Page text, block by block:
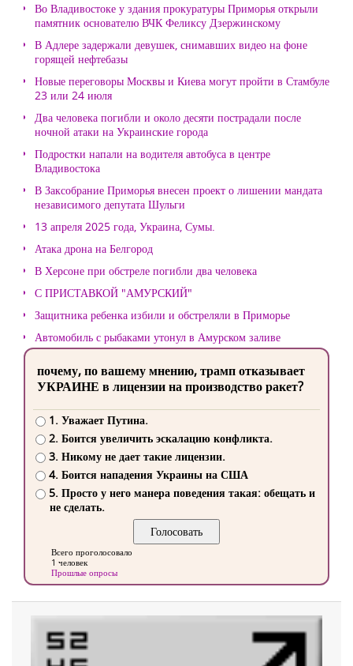
Во Владивостоке у здания прокуратуры Приморья открыли
памятник основателю ВЧК Феликсу Дзержинскому
В Адлере задержали девушек, снимавших видео на фоне
горящей нефтебазы
Новые переговоры Москвы и Киева могут пройти в Стамбуле
23 или 24 июля
Два человека погибли и около десяти пострадали после
ночной атаки на Украинские города
Подростки напали на водителя автобуса в центре
Владивостока
В Заксобрание Приморья внесен проект о лишении мандата
независимого депутата Шульги
13 апреля 2025 года, Украина, Сумы.
Атака дрона на Белгород
В Херсоне при обстреле погибли два человека
С ПРИСТАВКОЙ "АМУРСКИЙ"
Защитника ребенка избили и обстреляли в Приморье
Автомобиль с рыбаками утонул в Амурском заливе
почему, по вашему мнению, трамп отказывает
УКРАИНЕ в лицензии на производство ракет?
1. Уважает Путина.
2. Боится увеличить эскалацию конфликта.
3. Никому не дает такие лицензии.
4. Боится нападения Украины на США
5. Просто у него манера поведения такая: обещать и
не сделать.
Всего проголосовало
1 человек
Прошлые опросы